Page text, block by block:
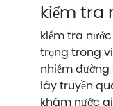
kiểm tra
kiểm tra
trọng trong
nhiễm
lây truyền
khám nước